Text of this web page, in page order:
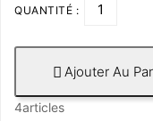
QUANTITÉ :
 Ajouter Au
4articles